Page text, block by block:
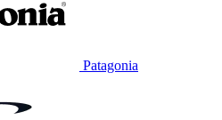
Patagonia